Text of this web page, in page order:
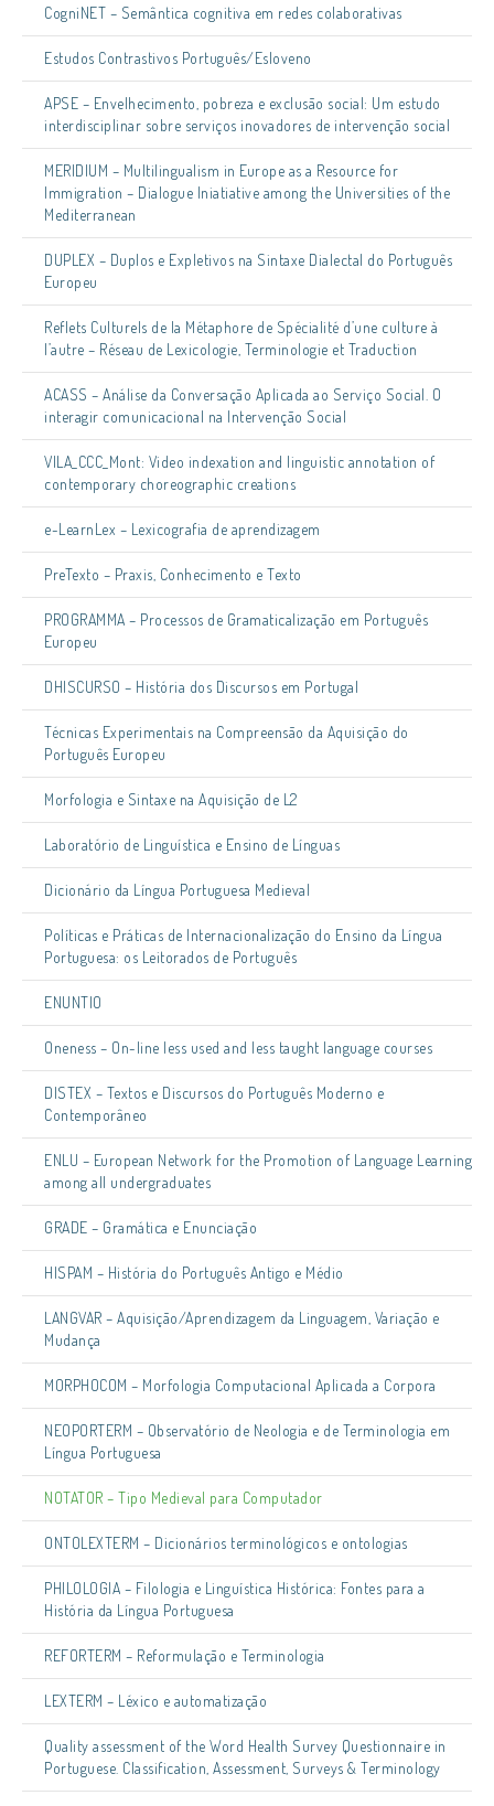
CogniNET – Semântica cognitiva em redes colaborativas
Estudos Contrastivos Português/Esloveno
APSE – Envelhecimento, pobreza e exclusão social: Um estudo
interdisciplinar sobre serviços inovadores de intervenção social
MERIDIUM – Multilingualism in Europe as a Resource for
Immigration – Dialogue Iniatiative among the Universities of the
Mediterranean
DUPLEX – Duplos e Expletivos na Sintaxe Dialectal do Português
Europeu
Reflets Culturels de la Métaphore de Spécialité d’une culture à
l’autre – Réseau de Lexicologie, Terminologie et Traduction
ACASS – Análise da Conversação Aplicada ao Serviço Social. O
interagir comunicacional na Intervenção Social
VILA_CCC_Mont: Video indexation and linguistic annotation of
contemporary choreographic creations
e-LearnLex – Lexicografia de aprendizagem
PreTexto – Praxis, Conhecimento e Texto
PROGRAMMA – Processos de Gramaticalização em Português
Europeu
DHISCURSO – História dos Discursos em Portugal
Técnicas Experimentais na Compreensão da Aquisição do
Português Europeu
Morfologia e Sintaxe na Aquisição de L2
Laboratório de Linguística e Ensino de Línguas
Dicionário da Língua Portuguesa Medieval
Políticas e Práticas de Internacionalização do Ensino da Língua
Portuguesa: os Leitorados de Português
ENUNTIO
Oneness – On-line less used and less taught language courses
DISTEX – Textos e Discursos do Português Moderno e
Contemporâneo
ENLU – European Network for the Promotion of Language Learning
among all undergraduates
GRADE – Gramática e Enunciação
HISPAM – História do Português Antigo e Médio
LANGVAR – Aquisição/Aprendizagem da Linguagem, Variação e
Mudança
MORPHOCOM – Morfologia Computacional Aplicada a Corpora
NEOPORTERM – Observatório de Neologia e de Terminologia em
Língua Portuguesa
NOTATOR – Tipo Medieval para Computador
ONTOLEXTERM – Dicionários terminológicos e ontologias
PHILOLOGIA – Filologia e Linguística Histórica: Fontes para a
História da Língua Portuguesa
REFORTERM – Reformulação e Terminologia
LEXTERM – Léxico e automatização
Quality assessment of the Word Health Survey Questionnaire in
Portuguese. Classification, Assessment, Surveys & Terminology